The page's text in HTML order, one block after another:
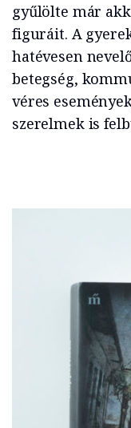
gyűlölte már
figuráit. A
hatévesen
betegség,
véres
szerelmek is